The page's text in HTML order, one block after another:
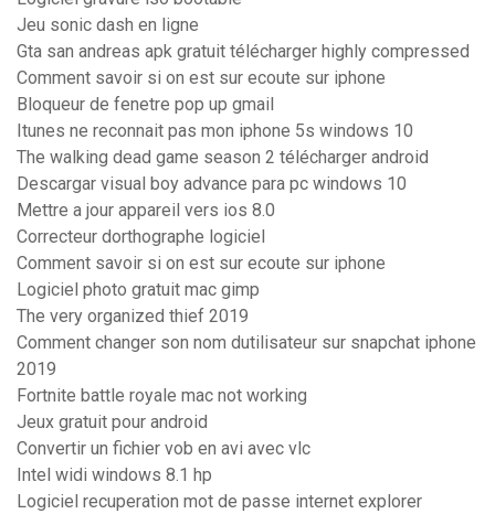
Jeu sonic dash en ligne
Gta san andreas apk gratuit télécharger highly compressed
Comment savoir si on est sur ecoute sur iphone
Bloqueur de fenetre pop up gmail
Itunes ne reconnait pas mon iphone 5s windows 10
The walking dead game season 2 télécharger android
Descargar visual boy advance para pc windows 10
Mettre a jour appareil vers ios 8.0
Correcteur dorthographe logiciel
Comment savoir si on est sur ecoute sur iphone
Logiciel photo gratuit mac gimp
The very organized thief 2019
Comment changer son nom dutilisateur sur snapchat iphone
2019
Fortnite battle royale mac not working
Jeux gratuit pour android
Convertir un fichier vob en avi avec vlc
Intel widi windows 8.1 hp
Logiciel recuperation mot de passe internet explorer